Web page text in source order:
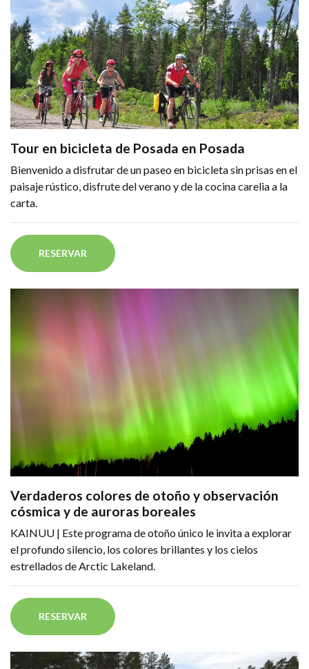
Tour en bicicleta de Posada en Posada
Bienvenido a disfrutar de un paseo en bicicleta sin prisas en el
paisaje rústico, disfrute del verano y de la cocina carelia a la
carta.
RESERVAR
Verdaderos colores de otoño y observación
cósmica y de auroras boreales
KAINUU | Este programa de otoño único le invita a explorar
el profundo silencio, los colores brillantes y los cielos
estrellados de Arctic Lakeland.
RESERVAR